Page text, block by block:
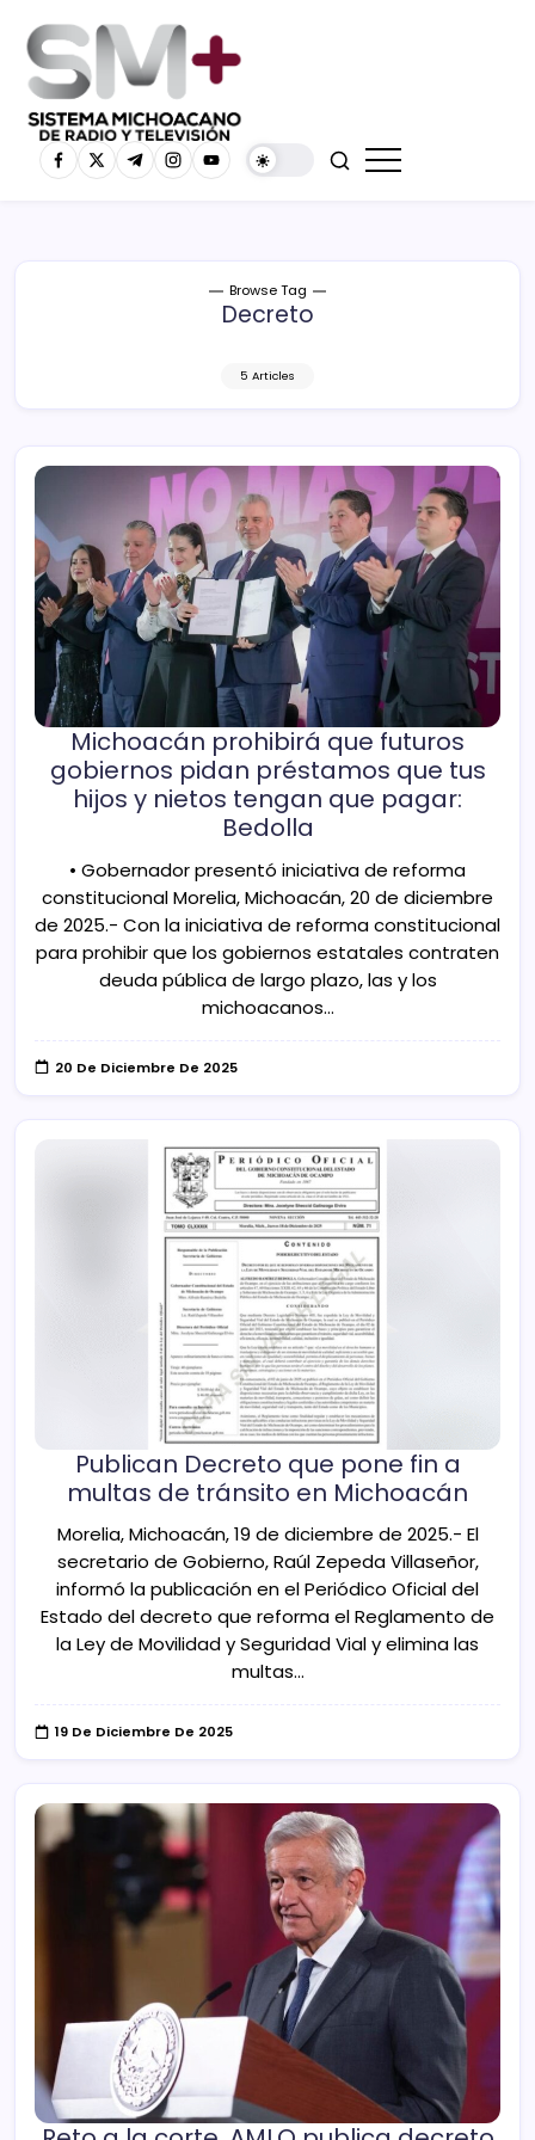
Browse Tag
Decreto
5 Articles
Michoacán prohibirá que futuros
gobiernos pidan préstamos que tus
hijos y nietos tengan que pagar:
Bedolla
• Gobernador presentó iniciativa de reforma
constitucional Morelia, Michoacán, 20 de diciembre
de 2025.- Con la iniciativa de reforma constitucional
para prohibir que los gobiernos estatales contraten
deuda pública de largo plazo, las y los
michoacanos…
20 De Diciembre De 2025
Publican Decreto que pone fin a
multas de tránsito en Michoacán
Morelia, Michoacán, 19 de diciembre de 2025.- El
secretario de Gobierno, Raúl Zepeda Villaseñor,
informó la publicación en el Periódico Oficial del
Estado del decreto que reforma el Reglamento de
la Ley de Movilidad y Seguridad Vial y elimina las
multas…
19 De Diciembre De 2025